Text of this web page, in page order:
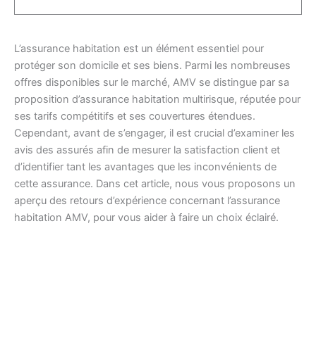
L’assurance habitation est un élément essentiel pour
protéger son domicile et ses biens. Parmi les nombreuses
offres disponibles sur le marché, AMV se distingue par sa
proposition d’assurance habitation multirisque, réputée pour
ses tarifs compétitifs et ses couvertures étendues.
Cependant, avant de s’engager, il est crucial d’examiner les
avis des assurés afin de mesurer la satisfaction client et
d’identifier tant les avantages que les inconvénients de
cette assurance. Dans cet article, nous vous proposons un
aperçu des retours d’expérience concernant l’assurance
habitation AMV, pour vous aider à faire un choix éclairé.